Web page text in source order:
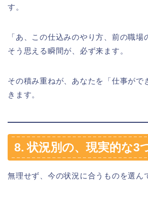
す。
「あ、この仕込みのやり方、前の職場
そう思える瞬間が、必ず来ます。
その積み重ねが、あなたを「仕事がで
きます。
8. 状況別の、現実的な3
無理せず、今の状況に合うものを選ん